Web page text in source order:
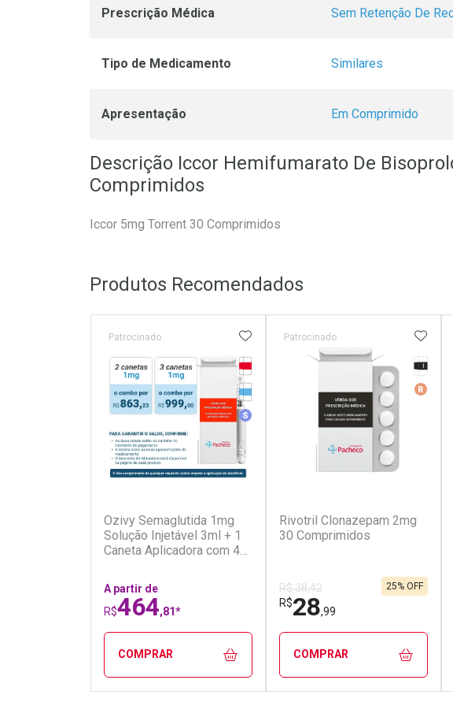
Prescrição Médica Sem Retenção De
Tipo de Medicamento Similares
Apresentação Em Comprimido
Descrição Iccor Hemifumarato De
Comprimidos
Iccor 5mg Torrent 30 Comprimidos
Produtos Recomendados
Ozivy Semaglutida 1mg
Solução Injetável 3ml + 1
Caneta Aplicadora com 4
Tarja Vermelha
Medicamento Refrigerado
Medicamento Similar
Patrocinado
A partir de
R$464,81*
ADICIONAR AOS FAVORITOS
COMPRAR
Rivotril Clonazepam 2mg
30 Comprimidos
Tarja
Patrocinado
R$ 38,42
R$28,99
25% OFF
COMPRAR